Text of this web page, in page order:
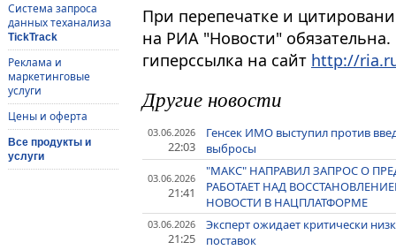
Система запроса
данных теханализа
TickTrack
Реклама и
маркетинговые
услуги
Цены и оферта
Все продукты и
услуги
При перепечатке и
на РИА "Новости"
гиперссылка на сайт http://
Другие новости
03.06.2026
22:03
Генсек ИМО выступил против
выбросы
03.06.2026
21:41
"МАКС" НАПРАВИЛ ЗАПРОС О
РАБОТАЕТ НАД
НОВОСТИ В НАЦПЛАТФОРМЕ
03.06.2026
21:25
Эксперт ожидает критически
поставок